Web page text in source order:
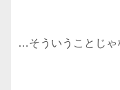
…そういうことじゃ